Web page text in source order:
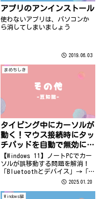
アプリのアンインストール
使わないアプリは、パソコンか
ら消してしまいましょう
2019.06.03
まめちしき
タイピング中にカーソルが
動く！マウス接続時にタッ
チパッドを自動で無効にす
る設定
【Windows 11】ノートPCでカー
ソルが誤移動する問題を解消！
「Bluetoothとデバイス」→「タ
ッチパッド」で設定をチェッ
オフにし、快適なタイピング環
2025.01.20
Windows編